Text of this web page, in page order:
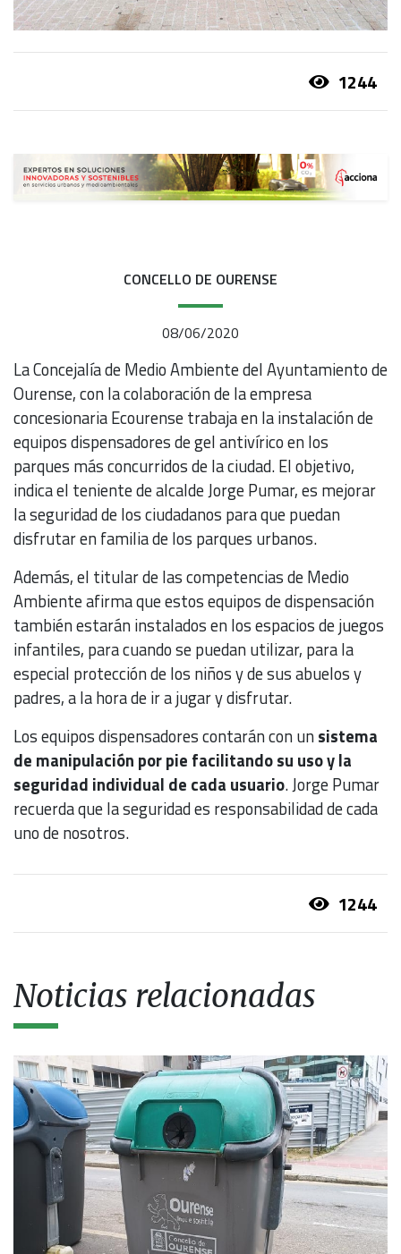
1244
CONCELLO DE OURENSE
08/06/2020
La Concejalía de Medio Ambiente del Ayuntamiento de
Ourense, con la colaboración de la empresa
concesionaria Ecourense trabaja en la instalación de
equipos dispensadores de gel antivírico en los
parques más concurridos de la ciudad. El objetivo,
indica el teniente de alcalde Jorge Pumar, es mejorar
la seguridad de los ciudadanos para que puedan
disfrutar en familia de los parques urbanos.
Además, el titular de las competencias de Medio
Ambiente afirma que estos equipos de dispensación
también estarán instalados en los espacios de juegos
infantiles, para cuando se puedan utilizar, para la
especial protección de los niños y de sus abuelos y
padres, a la hora de ir a jugar y disfrutar.
Los equipos dispensadores contarán con unsistema
de manipulación por pie facilitando su uso y la
seguridad individual de cada usuario. Jorge Pumar
recuerda que la seguridad es responsabilidad de cada
uno de nosotros.
1244
Noticias relacionadas